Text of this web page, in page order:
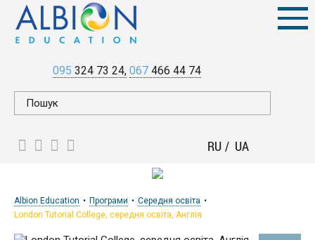
095 324 73 24 067 466 44 74
RU UA
Albion Education Програми
Середня освіта
London Tutorial College, середня освіта, Англія